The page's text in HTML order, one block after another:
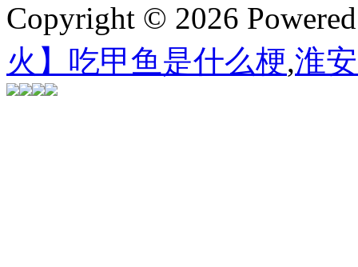
Copyright © 2026
火】吃甲鱼是什么梗,淮